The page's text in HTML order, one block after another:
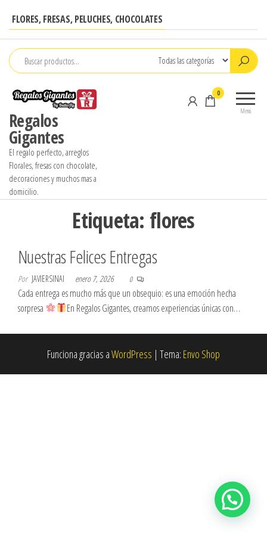
contenido
FLORES, FRESAS, PELUCHES, CHOCOLATES
Regalos
Gigantes
El regalo perfecto, arreglos
Florales, fresas con chocolate,
decoraciones y muchos mas a
domicilio.
Menú
0
Etiqueta: flores
Nuestras Felices Entregas
Por JAVIERSINAI enero 7, 2026 0
Cada entrega es mucho más que un obsequio: es una emoción hecha
sorpresa
En Regalos Gigantes, creamos experiencias únicas con…
Funciona gracias aWordPress | Tema: Envo Shop